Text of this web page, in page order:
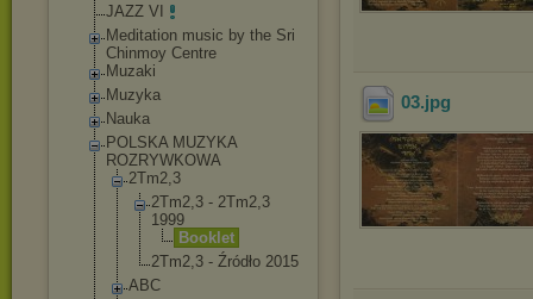
JAZZ VI
Meditation music by the Sri
Chinmoy Centre
Muzaki
Muzyka
Nauka
POLSKA MUZYKA
ROZRYWKOWA
2Tm2,3
2Tm2,3 - 2Tm2,3
1999
Booklet
2Tm2,3 - Źródło 2015
ABC
03.jpg